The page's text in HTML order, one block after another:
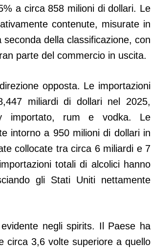
a circa 858 milioni di dollari. Le
contenute, misurate in
della classificazione, con
parte del commercio in uscita.
opposta. Le importazioni
miliardi di dollari nel 2025,
importato, rum e vodka. Le
intorno a 950 milioni di dollari in
collocate tra circa 6 miliardi e 7
totali di alcolici hanno
gli Stati Uniti nettamente
negli spirits. Il Paese ha
circa 3,6 volte superiore a quello